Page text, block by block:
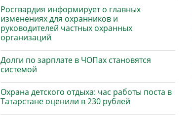
Росгвардия информирует о главных
изменениях для охранников и
руководителей частных охранных
организаций
Долги по зарплате в ЧОПах становятся
системой
Охрана детского отдыха: час работы поста в
Татарстане оценили в 230 рублей